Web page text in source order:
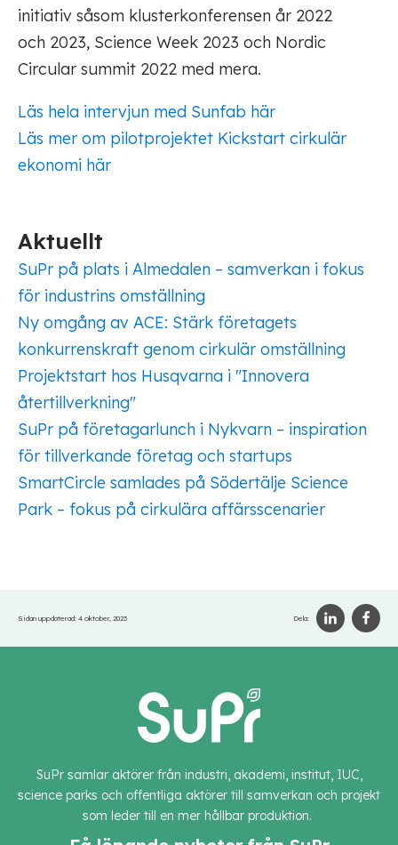
initiativ såsom klusterkonferensen år 2022
och 2023, Science Week 2023 och Nordic
Circular summit 2022 med mera.
Läs hela intervjun med Sunfab här
Läs mer om pilotprojektet Kickstart cirkulär
ekonomi här
Aktuellt
SuPr på plats i Almedalen – samverkan i fokus
för industrins omställning
Ny omgång av ACE: Stärk företagets
konkurrenskraft genom cirkulär omställning
Projektstart hos Husqvarna i "Innovera
återtillverkning"
SuPr på företagarlunch i Nykvarn – inspiration
för tillverkande företag och startups
SmartCircle samlades på Södertälje Science
Park – fokus på cirkulära affärsscenarier
Sidan uppdaterad: 4 oktober, 2023 Dela:
SuPr samlar aktörer från industri, akademi, institut, IUC,
science parks och offentliga aktörer till samverkan och projekt
som leder till en mer hållbar produktion.